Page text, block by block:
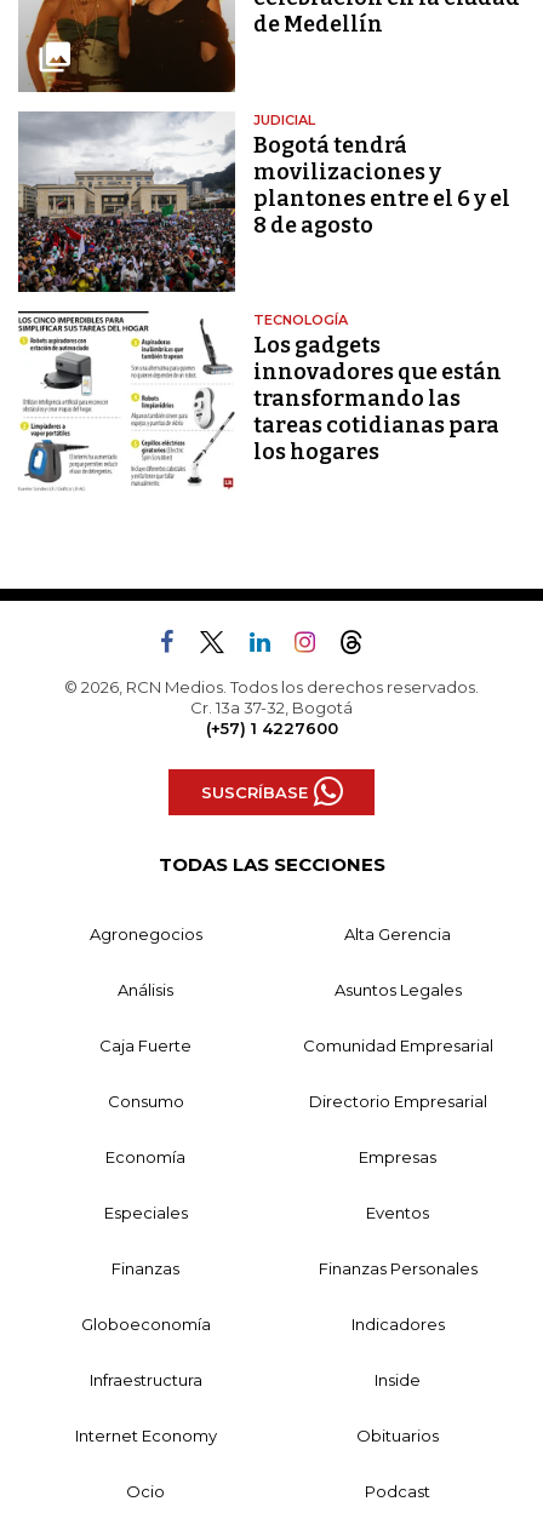
de Medellín
JUDICIAL
Bogotá tendrá
movilizaciones y
plantones entre el 6 y el
8 de agosto
TECNOLOGÍA
Los gadgets
innovadores que están
transformando las
tareas cotidianas para
los hogares
© 2026, RCN Medios. Todos los derechos reservados.
Cr. 13a 37-32, Bogotá
(+57) 1 4227600
SUSCRÍBASE
TODAS LAS SECCIONES
Agronegocios Alta Gerencia
Análisis Asuntos Legales
Caja Fuerte Comunidad Empresarial
Consumo Directorio Empresarial
Economía Empresas
Especiales Eventos
Finanzas Finanzas Personales
Globoeconomía Indicadores
Infraestructura Inside
Internet Economy Obituarios
Ocio Podcast